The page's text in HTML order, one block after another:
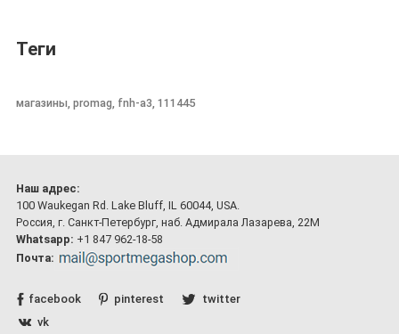
Теги
магазины, promag, fnh-a3, 111445
Наш адрес:
100 Waukegan Rd. Lake Bluff, IL 60044, USA.
Россия, г. Санкт-Петербург, наб. Адмирала Лазарева, 22М
Whatsapp: +1 847 962-18-58
Почта:
facebook pinterest
twitter
vk